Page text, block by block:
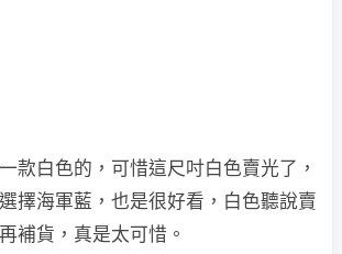
款白色的，可惜這尺吋白色賣光了，
擇海軍藍，也是很好看，白色聽說賣
補貨，真是太可惜。